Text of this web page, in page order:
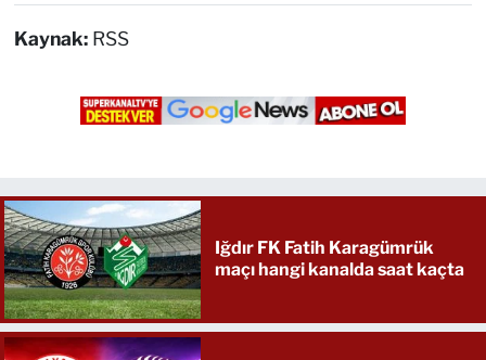
Kaynak: RSS
Iğdır FK Fatih Karagümrük
maçı hangi kanalda saat kaçta